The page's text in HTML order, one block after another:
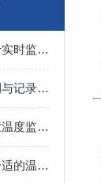
温湿度监控系统是一种用于实时监测和调控温度和湿度的系统
温度自动记录仪：精准监测与记录，守护环境温度安全
工业红外测温仪：现代工业温度监测的设备
根据仓库环境需要来选择合适的温湿度监控系统